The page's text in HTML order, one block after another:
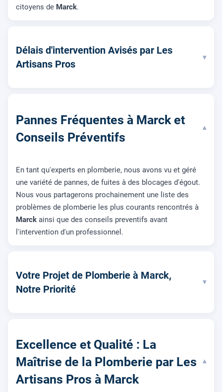
citoyens de Marck.
Délais d'intervention Avisés par Les
Artisans Pros
▾
Pannes Fréquentes à Marck et
Conseils Préventifs
▾
En tant qu'experts en plomberie, nous avons vu et géré
une variété de pannes, de fuites à des blocages d'égout.
Nous vous partagerons prochainement une liste des
problèmes de plomberie les plus courants rencontrés à
Marck ainsi que des conseils preventifs avant
l'intervention d'un professionnel.
Votre Projet de Plomberie à Marck,
Notre Priorité
▾
Excellence et Qualité : La
Maîtrise de la Plomberie par Les
Artisans Pros à Marck
▾